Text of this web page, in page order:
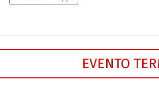
EVENTO